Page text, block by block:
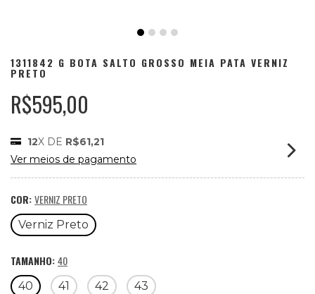
1311842 G BOTA SALTO GROSSO MEIA PATA VERNIZ
PRETO
R$595,00
12X DE R$61,21
Ver meios de pagamento
COR:VERNIZ PRETO
Verniz Preto
TAMANHO:40
40 41 42 43